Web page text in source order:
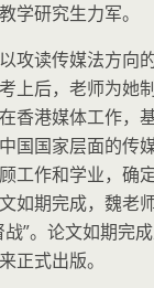
学研究生力军。
攻读传媒法方向
上后，老师为她
香港媒体工作，
国国家层面的传
工作和学业，确
如期完成，魏老
”。论文如期完
正式出版。